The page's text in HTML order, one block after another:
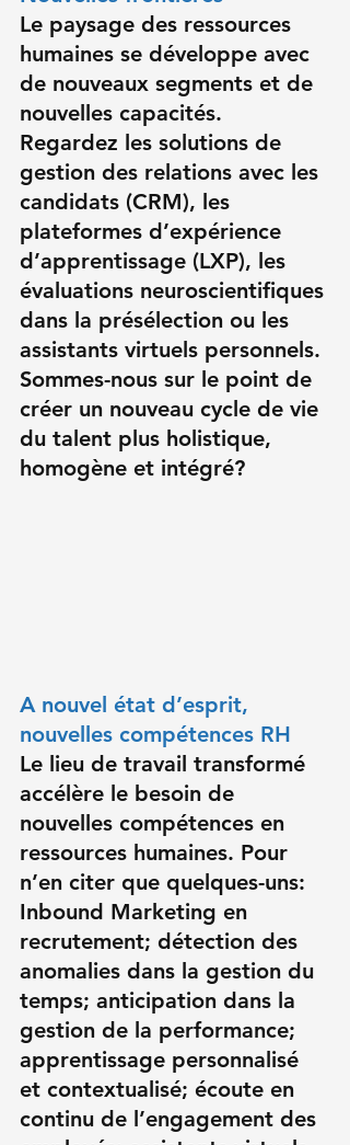
Le paysage des ressources
humaines se développe avec
de nouveaux segments et de
nouvelles capacités.
Regardez les solutions de
gestion des relations avec les
candidats (CRM), les
plateformes d’expérience
d’apprentissage (LXP), les
évaluations neuroscientifiques
dans la présélection ou les
assistants virtuels personnels.
Sommes-nous sur le point de
créer un nouveau cycle de vie
du talent plus holistique,
homogène et intégré?
A nouvel état d’esprit,
nouvelles compétences RH
Le lieu de travail transformé
accélère le besoin de
nouvelles compétences en
ressources humaines. Pour
n’en citer que quelques-uns:
Inbound Marketing en
recrutement; détection des
anomalies dans la gestion du
temps; anticipation dans la
gestion de la performance;
apprentissage personnalisé
et contextualisé; écoute en
continu de l’engagement des